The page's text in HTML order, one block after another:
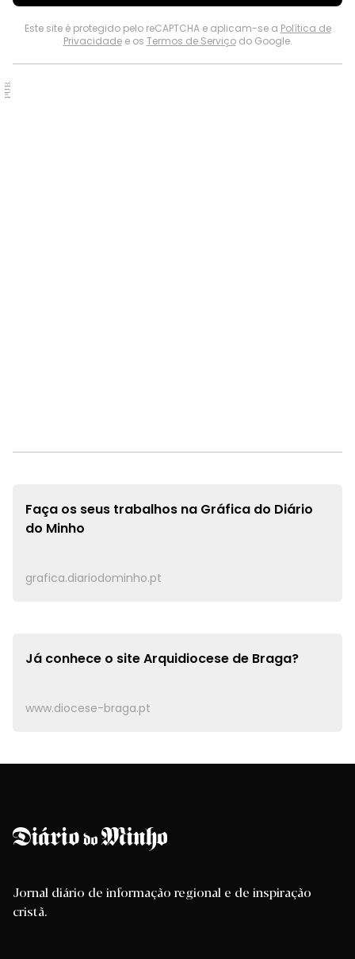
Este site é protegido pelo reCAPTCHA e aplicam-se a Política de
Privacidadee os Termos de Serviçodo Google.
PUB.
Faça os seus trabalhos na Gráfica do Diário
do Minho
grafica.diariodominho.pt
Já conhece o siteArquidiocese de Braga?
www.diocese-braga.pt
Jornal diário de informação regional e de inspiração
cristã.